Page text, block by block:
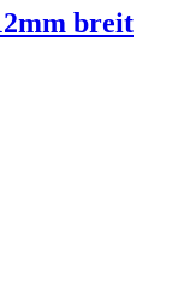
breit